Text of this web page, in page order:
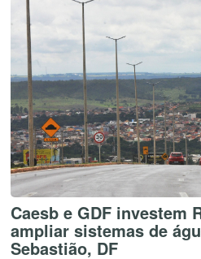
Caesb e GDF investem
ampliar sistemas de
Sebastião, DF